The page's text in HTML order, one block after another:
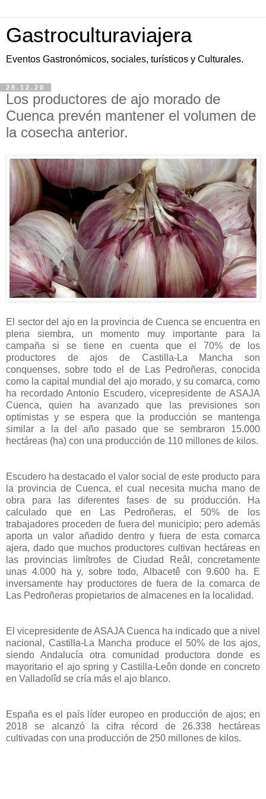
Gastroculturaviajera
Eventos Gastronómicos, sociales, turísticos y Culturales.
28.12.20
Los productores de ajo morado de
Cuenca prevén mantener el volumen de
la cosecha anterior.
El sector del ajo en la provincia de Cuenca se encuentra en
plena siembra, un momento muy importante para la
campaña si se tiene en cuenta que el 70% de los
productores de ajos de Castilla-La Mancha son
conquenses, sobre todo el de Las Pedroñeras, conocida
como la capital mundial del ajo morado, y su comarca, como
ha recordado Antonio Escudero, vicepresidente de ASAJA
Cuenca, quien ha avanzado que las previsiones son
optimistas y se espera que la producción se mantenga
similar a la del año pasado que se sembraron 15.000
hectáreas (ha) con una producción de 110 millones de kilos.
Escudero ha destacado el valor social de este producto para
la provincia de Cuenca, el cual necesita mucha mano de
obra para las diferentes fases de su producción. Ha
calculado que en Las Pedroñeras, el 50% de los
trabajadores proceden de fuera del municipio; pero además
aporta un valor añadido dentro y fuera de esta comarca
ajera, dado que muchos productores cultivan hectáreas en
las provincias limítrofes de Ciudad Reâl, concretamente
unas 4.000 ha y, sobre todo, Albacetê con 9.600 ha. E
inversamente hay productores de fuera de la comarca de
Las Pedroñeras propietarios de almacenes en la localidad.
El vicepresidente de ASAJA Cuenca ha indicado que a nivel
nacional, Castilla-La Mancha produce el 50% de los ajos,
siendo Andalucía otra comunidad productora donde es
mayoritario el ajo spring y Castilla-Leôn donde en concreto
en Valladolîd se cría más el ajo blanco.
España es el país líder europeo en producción de ajos; en
2018 se alcanzó la cifra récord de 26.338 hectáreas
cultivadas con una producción de 250 millones de kilos.